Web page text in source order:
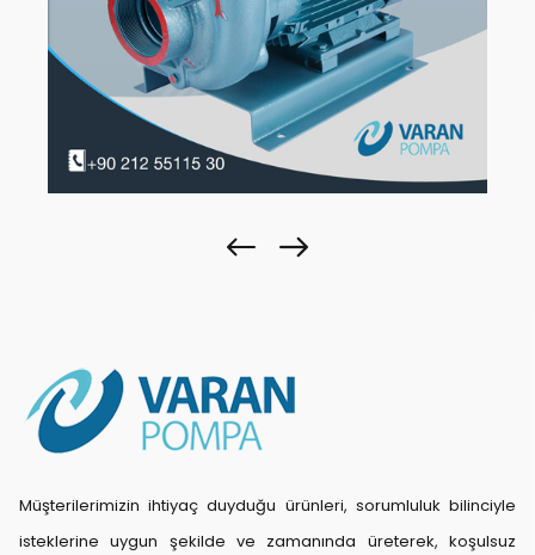
Müşterilerimizin ihtiyaç duyduğu ürünleri, sorumluluk bilinciyle
isteklerine uygun şekilde ve zamanında üreterek, koşulsuz